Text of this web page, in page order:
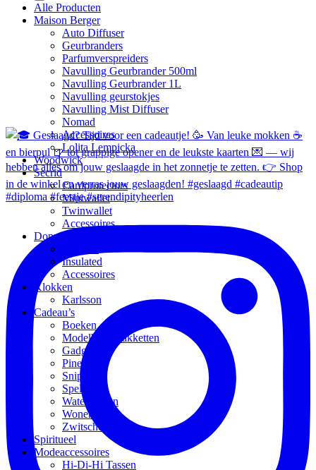
Alle Producten
Maison Berger
Auto Diffuser
Geurbranders
Parfumverspreiders
Navulling Geurbrander 500ml
Navulling Geurbrander 1L
Navulling geurstokjes
Navulling Mist Diffuser
Nomad
Accessoires
Lolita Lempicka
Woodwick
Secrid
Cardprotectors
Miniwallet
Twinwallet
Accessoires
Dopper
Insulated
Accessoires
Klokken
Karlsson
Cadeau’s
Boeken
Modelbouwpakketten
Gadgets
Pineut
Snippers
Spellen
Waterflessen
Wonen
Zwitscherbox
Spiritueel
Modeaccessoires
Hi-Di-Hi Tassen